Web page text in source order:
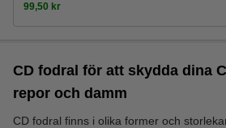
99,50 kr
CD fodral för att skydda dina
repor och damm
CD fodral finns i olika former och